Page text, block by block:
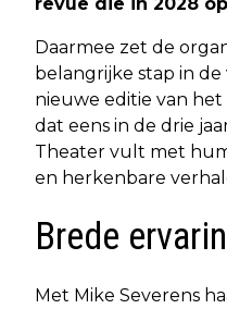
Daarmee zet de
belangrijke stap in
nieuwe editie van
dat eens in de drie
Theater vult met
en herkenbare
Brede
Met Mike Severens